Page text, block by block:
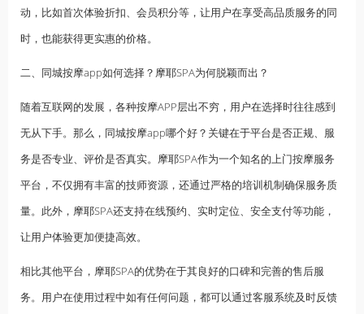
动，比如首次体验折扣、会员积分等，让用户在享受高品质服务的同
时，也能获得更实惠的价格。
二、同城按摩app如何选择？摩耶SPA为何脱颖而出？
随着互联网的发展，各种按摩APP层出不穷，用户在选择时往往感到
无从下手。那么，同城按摩app哪个好？关键在于平台是否正规、服
务是否专业、评价是否真实。摩耶SPA作为一个知名的上门按摩服务
平台，不仅拥有丰富的技师资源，还通过严格的培训机制确保服务质
量。此外，摩耶SPA还支持在线预约、实时定位、安全支付等功能，
让用户体验更加便捷高效。
相比其他平台，摩耶SPA的优势在于其良好的口碑和完善的售后服
务。用户在使用过程中如有任何问题，都可以通过客服系统及时反馈